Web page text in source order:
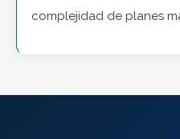
complejidad de planes